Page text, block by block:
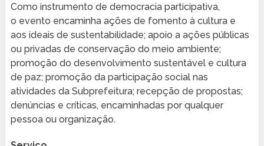
Como instrumento de democracia participativa,
o evento encaminha ações de fomento à cultura e
aos ideais de sustentabilidade; apoio a ações públicas
ou privadas de conservação do meio ambiente;
promoção do desenvolvimento sustentável e cultura
de paz; promoção da participação social nas
atividades da Subprefeitura; recepção de propostas;
denúncias e críticas, encaminhadas por qualquer
pessoa ou organização.